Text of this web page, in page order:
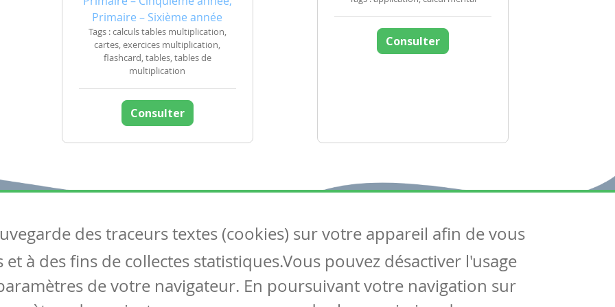
Primaire – Sixième année
Tags : calculs tables multiplication,
cartes, exercices multiplication,
flashcard, tables, tables de
multiplication
Consulter
Consulter
Articles
Tous les articles
Articles DYS
Suivez-nous
Contactez-nous
Soutien scolaire
des traceurs textes (cookies) sur votre appareil afin de vous
à des fins de collectes statistiques.Vous pouvez désactiver l'usage
de votre navigateur. En poursuivant votre navigation sur